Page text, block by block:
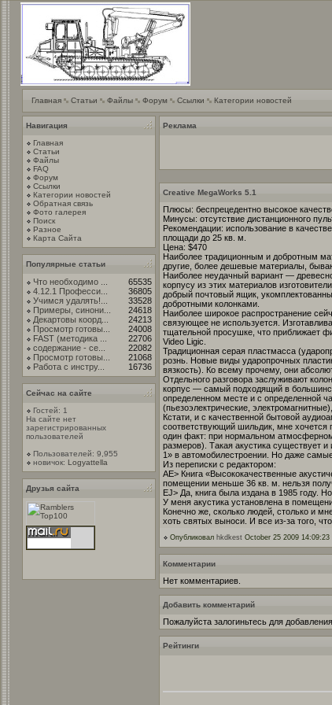
Главная Статьи Файлы Форум Ссылки Категории новостей
Навигация
Главная
Статьи
Файлы
FAQ
Форум
Ссылки
Категории новостей
Обратная связь
Фото галерея
Поиск
Разное
Карта Сайта
Популярные статьи
Что необходимо ...
65535
4.12.1 Професси...
36805
Учимся удалять!...
33528
Примеры, синони...
24618
Декартовы коорд...
24213
Просмотр готовы...
24008
FAST (методика ...
22706
содержание - се...
22082
Просмотр готовы...
21068
Работа с инстру...
16736
Сейчас на сайте
Гостей: 1
На сайте нет
зарегистрированных
пользователей
Пользователей: 9,955
новичок: Logyattella
Друзья сайта
Реклама
Creative MegaWorks 5.1
Плюсы: беспрецедентно высокое
Минусы: отсутствие дистанционного
Рекомендации: использование в
площади до 25 кв. м.
Цена: $470
Наиболее традиционным и добротным
другие, более дешевые материалы,
Наиболее неудачный вариант —
корпусу из этих материалов
добрый почтовый ящик,
добротными колонками.
Наиболее широкое распространение
связующее не используется.
тщательной просушке, что приближает
Video Ligic.
Традиционная серая пластмасса
рознь. Новые виды ударопрочных
вязкость). Ко всему прочему, они
Отдельного разговора заслуживают
корпус — самый подходящий в
определенном месте и с определенной
(пьезоэлектрические,
Кстати, и с качественной бытовой
соответствующий шильдик, мне хочется
один факт: при нормальном атмосферном
размеров). Такая акустика существует
1» в автомобилестроении. Но даже
Из переписки с редактором:
AE> Книга «Высококачественные
помещении меньше 36 кв. м. нельзя
EJ> Да, книга была издана в 1985 году.
У меня акустика установлена в
Конечно же, сколько людей, столько и
хоть святых выноси. И все из-за того,
Опубликовал hkdkest October 25 2009 14:09:23
Комментарии
Нет комментариев.
Добавить комментарий
Пожалуйста залогиньтесь для
Рейтинги